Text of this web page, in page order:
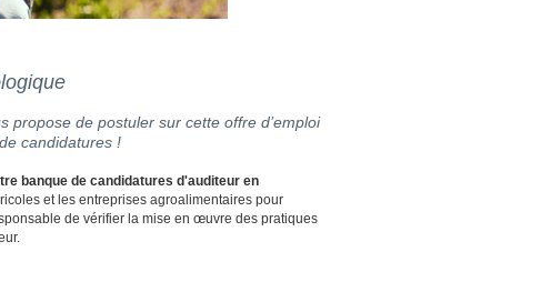
propose de postuler sur cette offre d’emploi
candidatures !
banque de candidatures d'auditeur en
et les entreprises agroalimentaires pour
de vérifier la mise en œuvre des pratiques